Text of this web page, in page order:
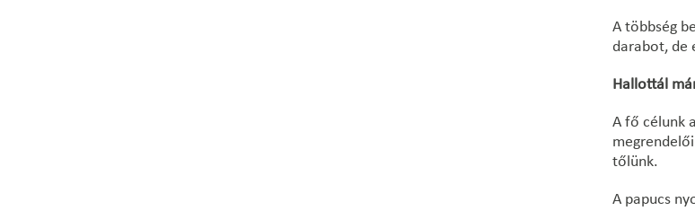
A többség
darabot, de
Hallottál
A fő célunk
tőlünk.
A papucs